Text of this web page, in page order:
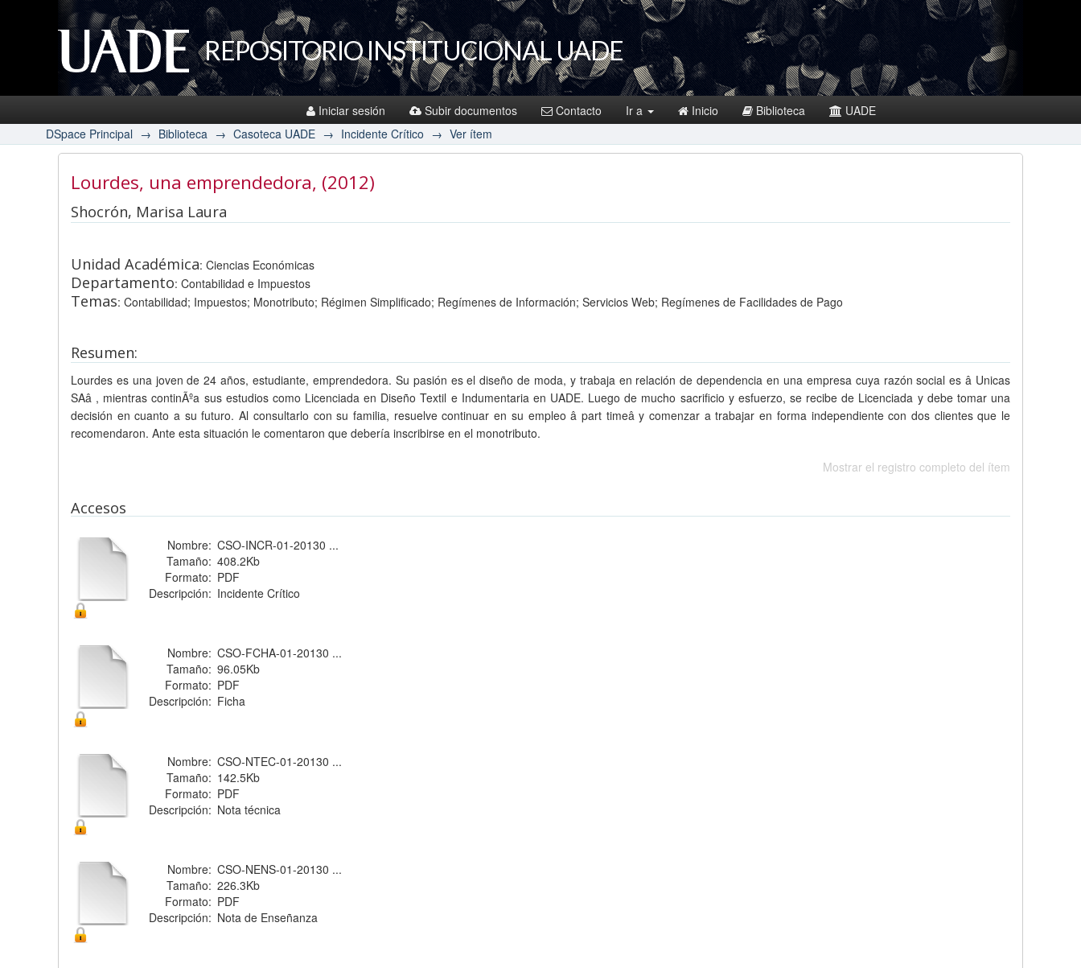
REPOSITORIO INSTITUCIONAL UADE
Iniciar sesión Subir documentos Contacto Ir a Inicio Biblioteca
UADE
DSpace Principal → Biblioteca → Casoteca UADE → Incidente Crítico → Ver ítem
Lourdes, una emprendedora, (2012)
Shocrón, Marisa Laura
Unidad Académica: Ciencias Económicas
Departamento: Contabilidad e Impuestos
Temas: Contabilidad; Impuestos; Monotributo; Régimen Simplificado; Regímenes de Información; Servicios Web; Regímenes de Facilidades de Pago
Resumen:
Lourdes es una joven de 24 años, estudiante, emprendedora. Su pasión es el diseño de moda, y trabaja en relación de dependencia en una empresa cuya razón social es â Unicas
SAâ , mientras continÃºa sus estudios como Licenciada en Diseño Textil e Indumentaria en UADE. Luego de mucho sacrificio y esfuerzo, se recibe de Licenciada y debe tomar una
decisión en cuanto a su futuro. Al consultarlo con su familia, resuelve continuar en su empleo â part timeâ y comenzar a trabajar en forma independiente con dos clientes que le
recomendaron. Ante esta situación le comentaron que debería inscribirse en el monotributo.
Mostrar el registro completo del ítem
Accesos
Nombre: CSO-INCR-01-20130 ...
Tamaño: 408.2Kb
Formato: PDF
Descripción: Incidente Crítico
Nombre: CSO-FCHA-01-20130 ...
Tamaño: 96.05Kb
Formato: PDF
Descripción: Ficha
Nombre: CSO-NTEC-01-20130 ...
Tamaño: 142.5Kb
Formato: PDF
Descripción: Nota técnica
Nombre: CSO-NENS-01-20130 ...
Tamaño: 226.3Kb
Formato: PDF
Descripción: Nota de Enseñanza